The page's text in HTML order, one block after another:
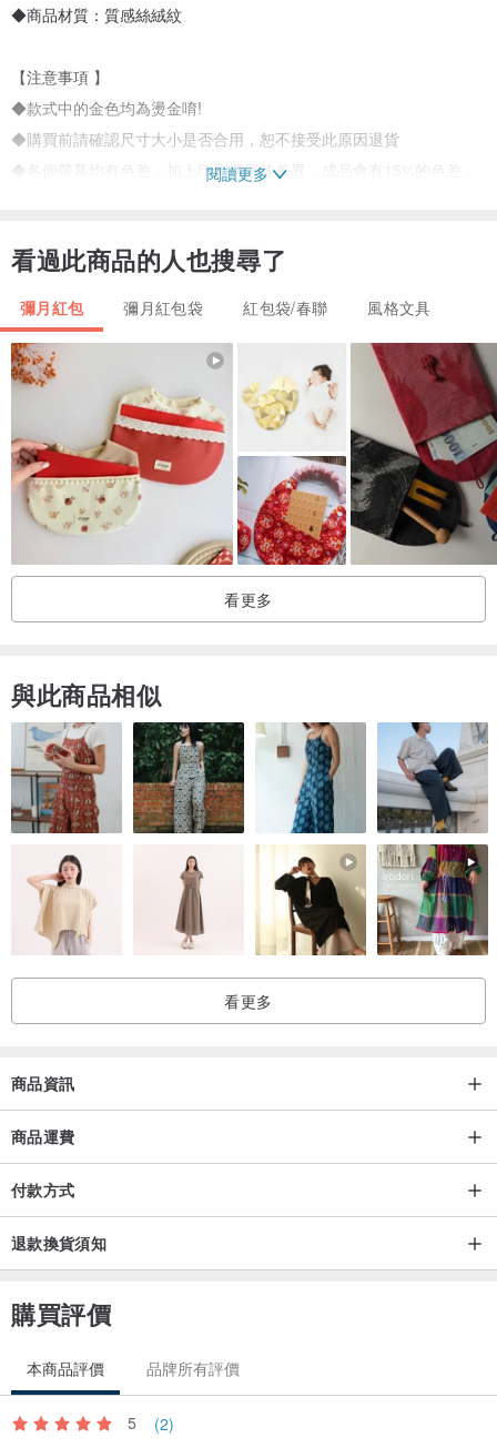
◆商品材質：質感絲絨紋
【注意事項 】
◆款式中的金色均為燙金唷!
◆購買前請確認尺寸大小是否合用，恕不接受此原因退貨
◆各個螢幕均有色差，加上印刷機器的差異，成品會有15%的色差，
閱讀更多
看過此商品的人也搜尋了
彌月紅包 彌月紅包袋 紅包袋/春聯 風格文具
看更多
與此商品相似
看更多
商品資訊
商品運費
付款方式
退款換貨須知
購買評價
本商品評價 品牌所有評價
5 (2)